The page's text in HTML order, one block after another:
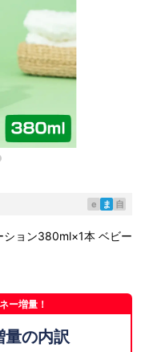
e ま 自
ション380ml×1本 ベビー
ー増量！
量の内訳